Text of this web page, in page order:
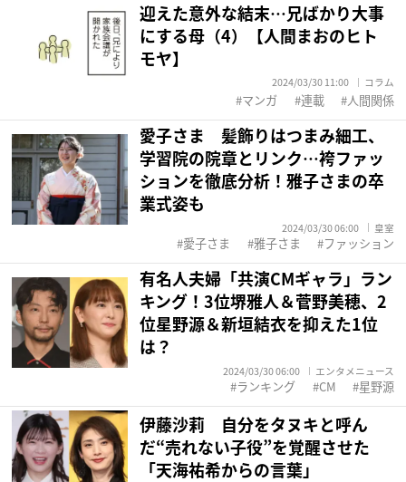
迎えた意外な結末…兄ばかり大事
にする母（4）【人間まおのヒト
モヤ】
2024/03/30 11:00 コラム
マンガ 連載 人間関係
愛子さま 髪飾りはつまみ細工、
学習院の院章とリンク…袴ファッ
ションを徹底分析！雅子さまの卒
業式姿も
2024/03/30 06:00 皇室
愛子さま 雅子さま ファッション
有名人夫婦「共演CMギャラ」ラン
キング！3位堺雅人＆菅野美穂、2
位星野源＆新垣結衣を抑えた1位
は？
2024/03/30 06:00 エンタメニュース
ランキング CM 星野源
伊藤沙莉 自分をタヌキと呼ん
だ“売れない子役”を覚醒させた
「天海祐希からの言葉」